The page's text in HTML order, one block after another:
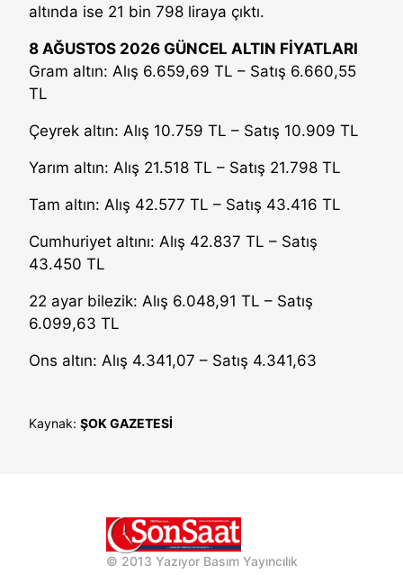
altında ise 21 bin 798 liraya çıktı.
8 AĞUSTOS 2026 GÜNCEL ALTIN FİYATLARI
Gram altın: Alış 6.659,69 TL – Satış 6.660,55
TL
Çeyrek altın: Alış 10.759 TL – Satış 10.909 TL
Yarım altın: Alış 21.518 TL – Satış 21.798 TL
Tam altın: Alış 42.577 TL – Satış 43.416 TL
Cumhuriyet altını: Alış 42.837 TL – Satış
43.450 TL
22 ayar bilezik: Alış 6.048,91 TL – Satış
6.099,63 TL
Ons altın: Alış 4.341,07 – Satış 4.341,63
Kaynak: ŞOK GAZETESİ
© 2013 Yazıyor Basım Yayıncılık